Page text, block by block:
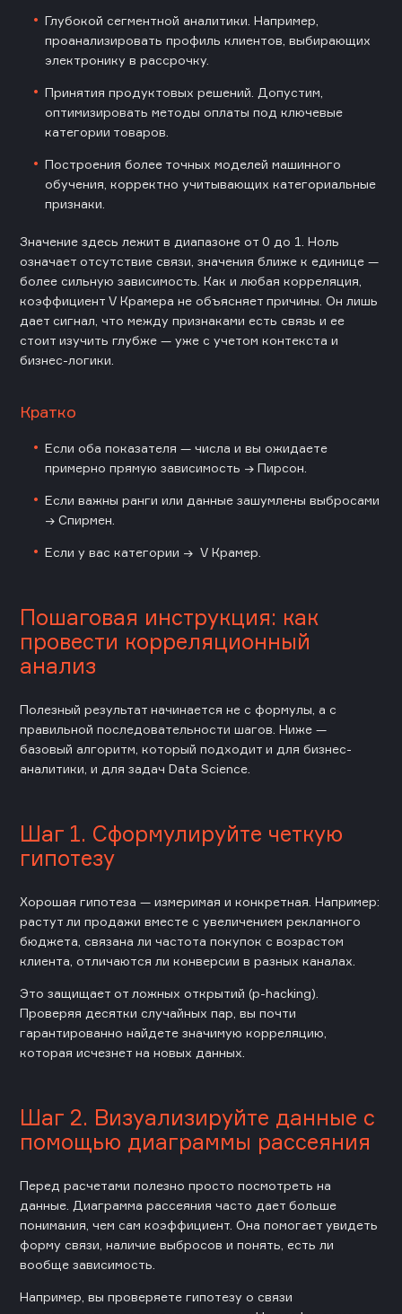
Глубокой сегментной аналитики. Например,
проанализировать профиль клиентов, выбирающих
электронику в рассрочку.
Принятия продуктовых решений. Допустим,
оптимизировать методы оплаты под ключевые
категории товаров.
Построения более точных моделей машинного
обучения, корректно учитывающих категориальные
признаки.
Значение здесь лежит в диапазоне от 0 до 1. Ноль
означает отсутствие связи, значения ближе к единице —
более сильную зависимость. Как и любая корреляция,
коэффициент V Крамера не объясняет причины. Он лишь
дает сигнал, что между признаками есть связь и ее
стоит изучить глубже — уже с учетом контекста и
бизнес-логики.
Кратко
Если оба показателя — числа и вы ожидаете
примерно прямую зависимость → Пирсон.
Если важны ранги или данные зашумлены выбросами
→ Спирмен.
Если у вас категории → V Крамер.
Пошаговая инструкция: как
провести корреляционный
анализ
Полезный результат начинается не с формулы, а с
правильной последовательности шагов. Ниже —
базовый алгоритм, который подходит и для бизнес-
аналитики, и для задач Data Science.
Шаг 1. Сформулируйте четкую
гипотезу
Хорошая гипотеза — измеримая и конкретная. Например:
растут ли продажи вместе с увеличением рекламного
бюджета, связана ли частота покупок с возрастом
клиента, отличаются ли конверсии в разных каналах.
Это защищает от ложных открытий (p-hacking).
Проверяя десятки случайных пар, вы почти
гарантированно найдете значимую корреляцию,
которая исчезнет на новых данных.
Шаг 2. Визуализируйте данные с
помощью диаграммы рассеяния
Перед расчетами полезно просто посмотреть на
данные. Диаграмма рассеяния часто дает больше
понимания, чем сам коэффициент. Она помогает увидеть
форму связи, наличие выбросов и понять, есть ли
вообще зависимость.
Например, вы проверяете гипотезу о связи